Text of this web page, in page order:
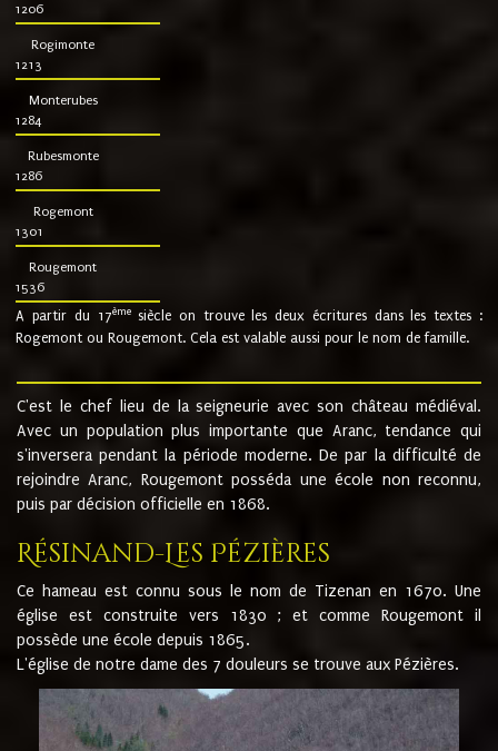
1206
Rogimonte
1213
Monterubes
1284
Rubesmonte
1286
Rogemont
1301
Rougemont
1536
A partir du 17ème siècle on trouve les deux écritures dans les textes :
Rogemont ou Rougemont. Cela est valable aussi pour le nom de famille.
C'est le chef lieu de la seigneurie avec son château médiéval.
Avec un population plus importante que Aranc, tendance qui
s'inversera pendant la période moderne. De par la difficulté de
rejoindre Aranc, Rougemont posséda une école non reconnu,
puis par décision officielle en 1868.
Résinand-Les Pézières
Ce hameau est connu sous le nom de Tizenan en 1670. Une
église est construite vers 1830 ; et comme Rougemont il
possède une école depuis 1865.
L'église de notre dame des 7 douleurs se trouve aux Pézières.